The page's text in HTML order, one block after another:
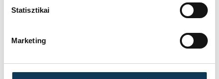
Statisztikai
Marketing
A péntek délutáni ünnepségen a
műsort.